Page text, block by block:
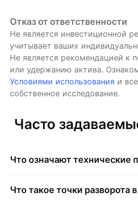
Отказ от ответственности
Не является инвестиционной
учитывает ваших
Не является рекомендацией к
или удержанию актива.
Условиями использования и
собственное исследование.
Часто
Что означают технические
Что такое точки разворота